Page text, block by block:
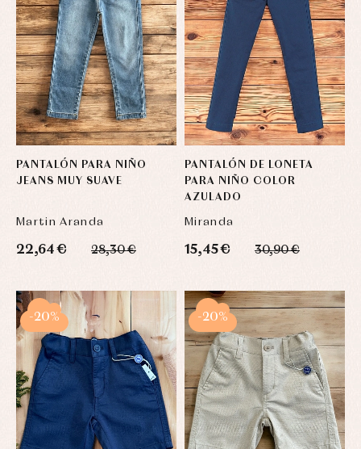
PANTALÓN PARA NIÑO
JEANS MUY SUAVE
Martin Aranda
22,64 € 28,30 €
PANTALÓN DE LONETA
PARA NIÑO COLOR
AZULADO
Miranda
15,45 € 30,90 €
-20% -20%